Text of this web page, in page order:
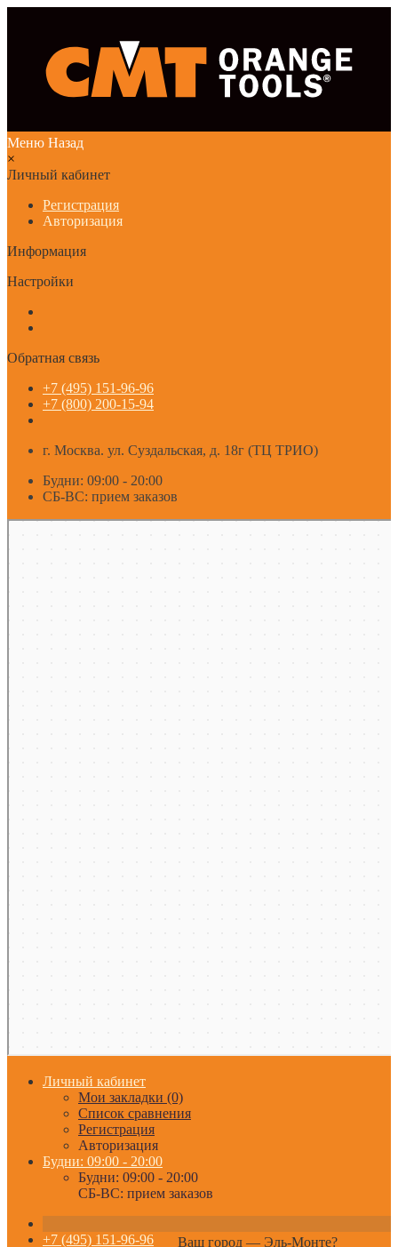
Меню Назад
×
Личный кабинет
Регистрация
Авторизация
Информация
Настройки
Обратная связь
+7 (495) 151-96-96
+7 (800) 200-15-94
г. Москва. ул. Суздальская, д. 18г (ТЦ ТРИО)
Будни: 09:00 - 20:00
СБ-ВС: прием заказов
Личный кабинет
Мои закладки (0)
Список сравнения
Регистрация
Авторизация
Будни: 09:00 - 20:00
Будни: 09:00 - 20:00
СБ-ВС: прием заказов
Ваш город — Эль-Монте?
+7 (495) 151-96-96